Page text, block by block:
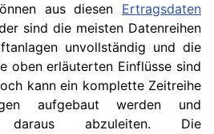
aus diesen Ertragsdaten
sind die meisten Datenreihen
unvollständig und die
oben erläuterten Einflüsse sind
kann ein komplette Zeitreihe
aufgebaut werden und
daraus abzuleiten. Die